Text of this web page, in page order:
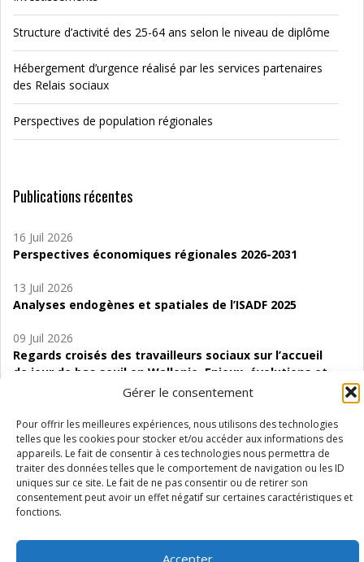
Gérer le consentement
Pour offrir les meilleures expériences, nous utilisons des technologies
telles que les cookies pour stocker et/ou accéder aux informations des
appareils. Le fait de consentir à ces technologies nous permettra de
traiter des données telles que le comportement de navigation ou les ID
uniques sur ce site. Le fait de ne pas consentir ou de retirer son
consentement peut avoir un effet négatif sur certaines caractéristiques et
fonctions.
Accepter
Structure d’activité des 25-64 ans selon le niveau de diplôme
Hébergement d’urgence réalisé par les services partenaires
des Relais sociaux
Perspectives de population régionales
Publications récentes
16 Juil 2026
Perspectives économiques régionales 2026-2031
13 Juil 2026
Analyses endogènes et spatiales de l’ISADF 2025
09 Juil 2026
Regards croisés des travailleurs sociaux sur l’accueil
de jour de bas seuil en Wallonie. Enjeux, évolutions et
06 Juil 2026
Étude d’évaluabilité des Structures
d’accompagnement à l’autocréation d’emploi (SAACE)
01 Juil 2026
Pénurie du personnel infirmier :quels indicateurs
Wallonie ?